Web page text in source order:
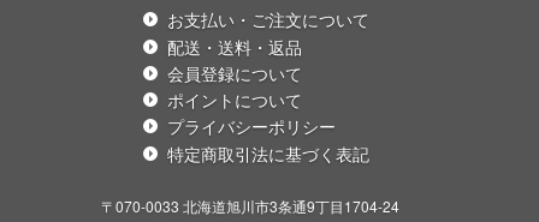
お支払い・ご注文について
会員登録について
プライバシーポリシー
配送・送料・返品
ポイントについて
特定商取引法に基づく表記
〒070-0033 北海道旭川市3条通9丁目1704-24